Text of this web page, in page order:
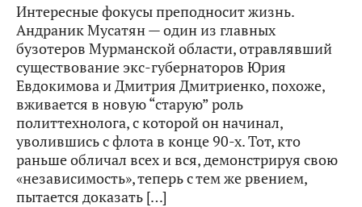
Интересные фокусы преподносит жизнь.
Андраник Мусатян — один из главных
бузотеров Мурманской области, отравлявший
существование экс-губернаторов Юрия
Евдокимова и Дмитрия Дмитриенко, похоже,
вживается в новую “старую” роль
политтехнолога, с которой он начинал,
уволившись с флота в конце 90-х. Тот, кто
раньше обличал всех и вся, демонстрируя свою
«независимость», теперь с тем же рвением,
пытается доказать […]